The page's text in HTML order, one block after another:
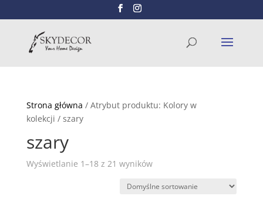
Strona główna / Atrybut produktu: Kolory w
kolekcji / szary
szary
Wyświetlanie 1–18 z 21 wyników